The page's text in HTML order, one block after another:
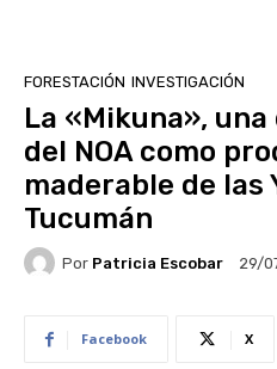
FORESTACIÓN INVESTIGACIÓN
La «Mikuna»,
del NOA como
maderable de las
Tucumán
Por Patricia Escobar 29/
Facebook X